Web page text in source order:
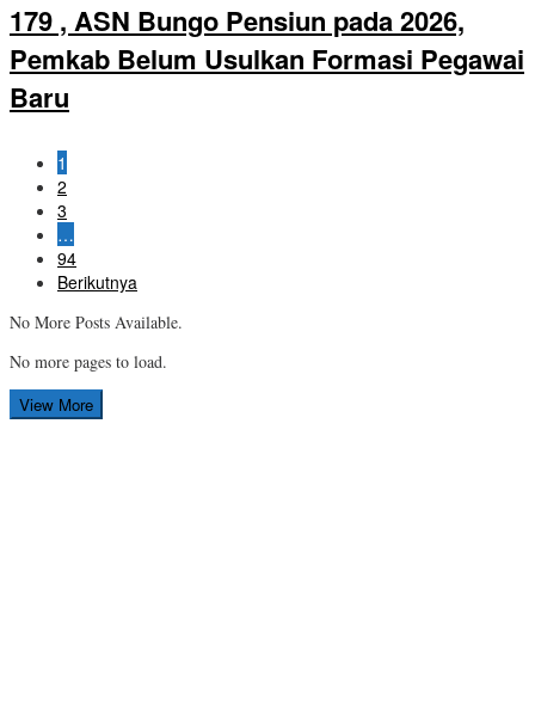
179 , ASN Bungo Pensiun pada 2026,
Pemkab Belum Usulkan Formasi Pegawai
Baru
1
2
3
…
94
Berikutnya
No More Posts Available.
No more pages to load.
View More